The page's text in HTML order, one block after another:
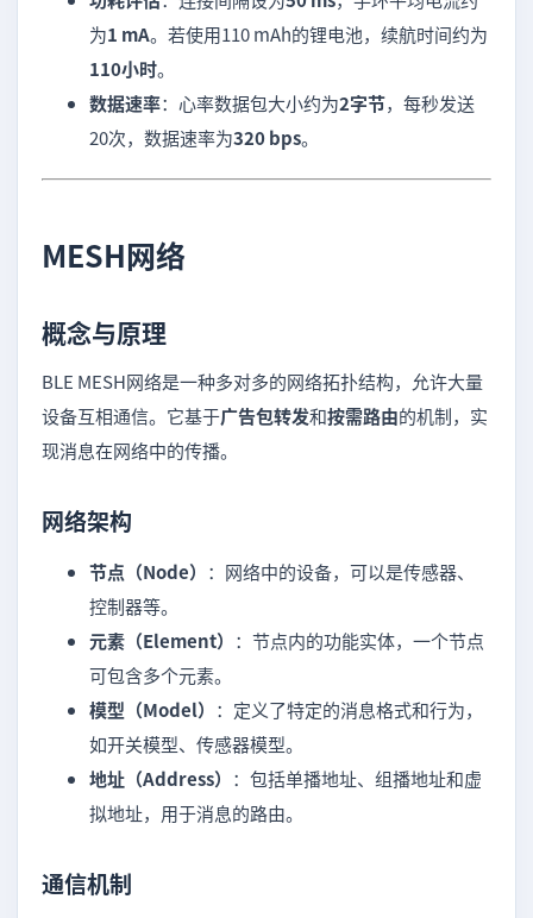
为1 mA。若使用110 mAh的锂电池，续航时间约为
110小时。
数据速率：心率数据包大小约为2字节，每秒发送
20次，数据速率为320 bps。
MESH网络
概念与原理
BLE MESH网络是一种多对多的网络拓扑结构，允许大量
设备互相通信。它基于广告包转发和按需路由的机制，实
现消息在网络中的传播。
网络架构
节点（Node） ：网络中的设备，可以是传感器、
控制器等。
元素（Element） ：节点内的功能实体，一个节点
可包含多个元素。
模型（Model） ：定义了特定的消息格式和行为，
如开关模型、传感器模型。
地址（Address） ：包括单播地址、组播地址和虚
拟地址，用于消息的路由。
通信机制